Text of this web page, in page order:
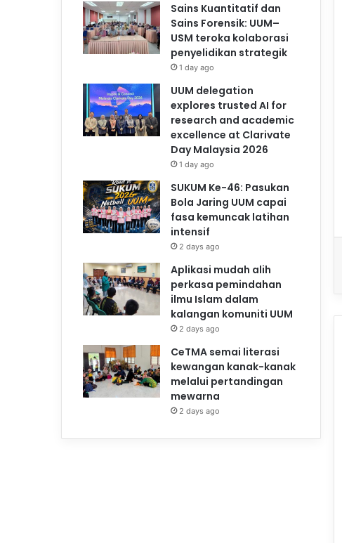
Sains Kuantitatif dan
Sains Forensik: UUM–
USM teroka kolaborasi
penyelidikan strategik
1 day ago
UUM delegation
explores trusted AI for
research and academic
excellence at Clarivate
Day Malaysia 2026
1 day ago
SUKUM Ke-46: Pasukan
Bola Jaring UUM capai
fasa kemuncak latihan
intensif
2 days ago
Aplikasi mudah alih
perkasa pemindahan
ilmu Islam dalam
kalangan komuniti UUM
2 days ago
CeTMA semai literasi
kewangan kanak-kanak
melalui pertandingan
mewarna
2 days ago